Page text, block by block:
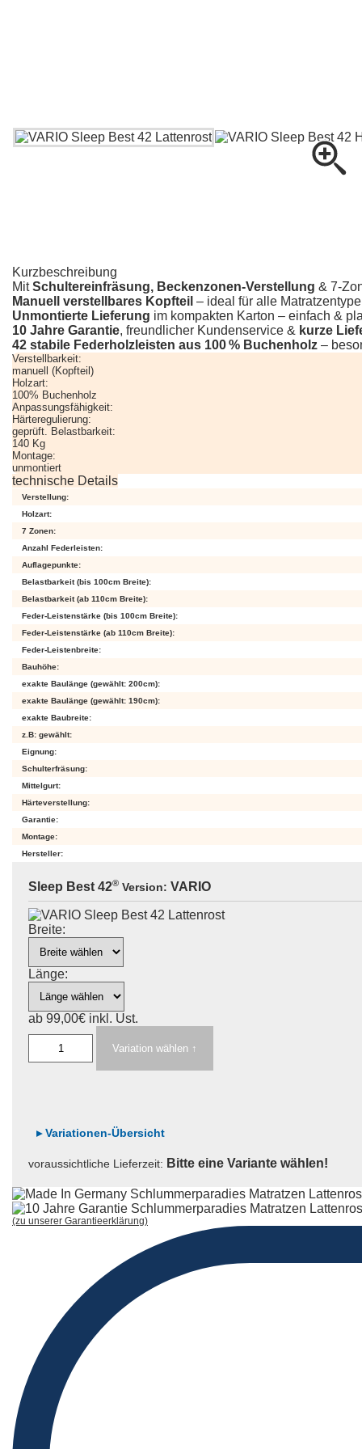
Comfort
®
FIX
Comfort
44®
FIX
XXL
Comfort
MOTOR
Sleep
Best
VARIO
PLUS
Sleep
Best
Sleep
Premium
25+
FIX
Schlafzubehör
Visco
Neck
Nackenstützkissen
Kurzbeschreibung
MitSchultereinfräsung, Beckenzonen-Verstellung & 7-
Manuell verstellbares Kopfteil – ideal für alle
Unmontierte Lieferung im kompakten Karton – einfach &
10 Jahre Garantie, freundlicher Kundenservice & kurze
42 stabile Federholzleisten aus 100 % Buchenholz –
Verstellbarkeit:
manuell (Kopfteil)
Holzart:
100% Buchenholz
Anpassungsfähigkeit:
Härteregulierung:
geprüft. Belastbarkeit:
140 Kg
Montage:
unmontiert
technische Details
Verstellung:
Holzart:
7 Zonen:
Anzahl Federleisten:
Auflagepunkte:
Belastbarkeit (bis 100cm Breite):
Belastbarkeit (ab 110cm Breite):
Feder-Leistenstärke (bis 100cm Breite):
Feder-Leistenstärke (ab 110cm Breite):
Feder-Leistenbreite:
Bauhöhe:
exakte Baulänge (gewählt: 200cm):
exakte Baulänge (gewählt: 190cm):
exakte Baubreite:
z.B: gewählt:
Eignung:
Schulterfräsung:
Mittelgurt:
Härteverstellung:
Garantie:
Montage:
Hersteller:
Sleep Best 42® Version: VARIO
Breite:
Länge:
ab 99,00€ inkl. Ust.
▸ Variationen-Übersicht
voraussichtliche Lieferzeit: Bitte eine Variante wählen!
(zu unserer Garantieerklärung)